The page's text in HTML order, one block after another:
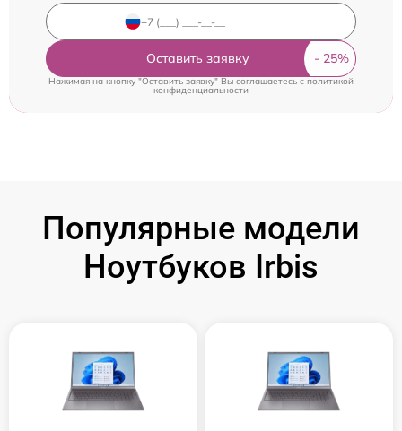
Оставить заявку
Нажимая на кнопку "Оставить заявку" Вы соглашаетесь c политикой
конфиденциальности
Популярные модели
Ноутбуков Irbis